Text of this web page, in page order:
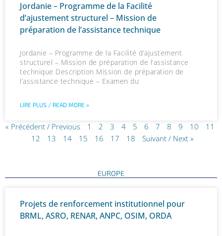
Jordanie – Programme de la Facilité
d’ajustement structurel – Mission de
préparation de l’assistance technique
Jordanie – Programme de la Facilité d’ajustement
structurel – Mission de préparation de l’assistance
technique Description Mission de préparation de
l’assistance technique – Examen du
LIRE PLUS / READ MORE »
« Précédent / Previous 1 2 3 4 5 6 7 8 9 10
11
12
13 14 15 16 17 18 Suivant / Next »
EUROPE
Projets de renforcement institutionnel pour
BRML, ASRO, RENAR, ANPC, OSIM, ORDA
a
g
a
g
a
g
a
g
a
g
a
g
a
g
a
g
a
a
g
a
g